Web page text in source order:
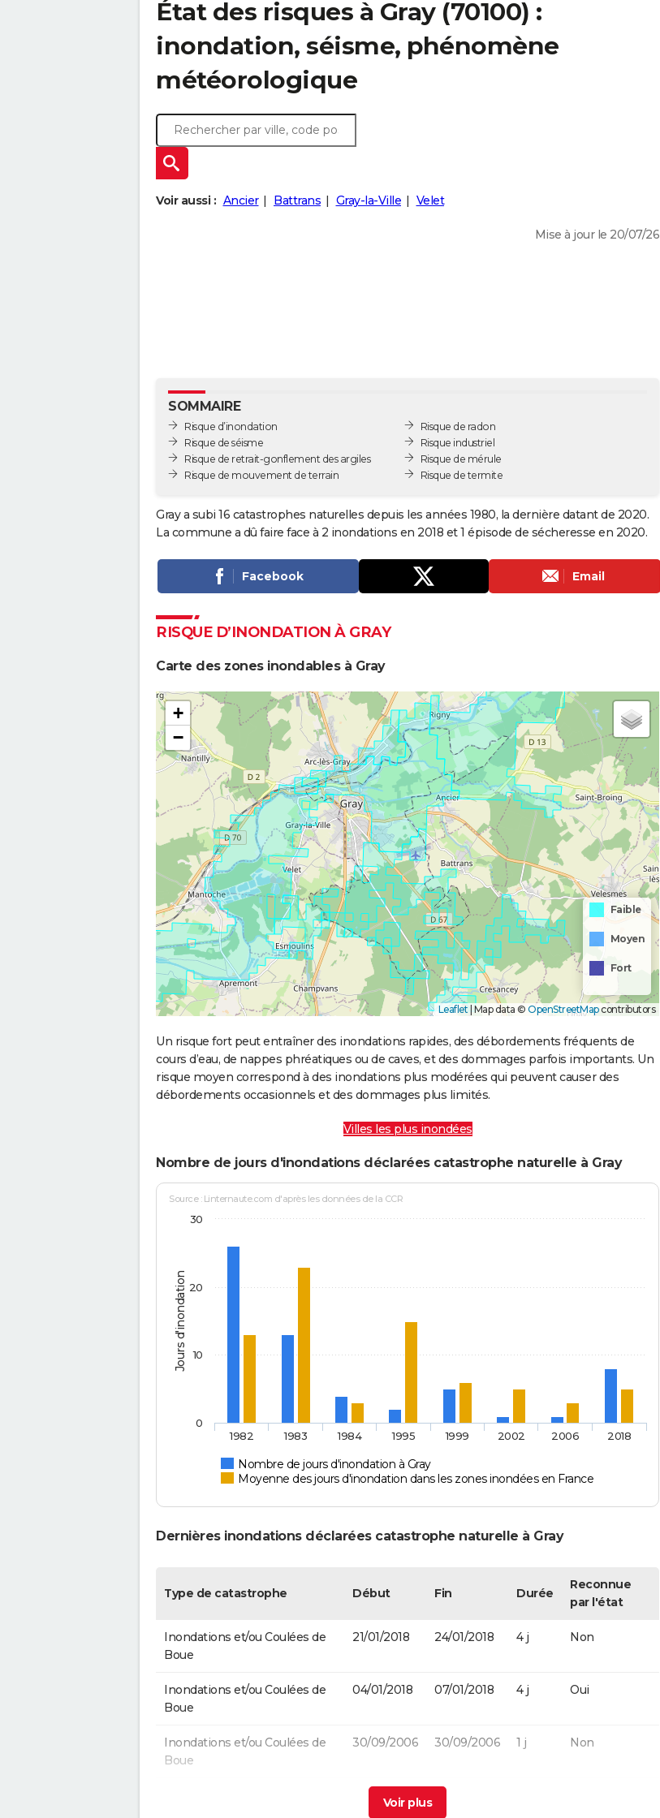
État des risques à Gray (70100) :
inondation, séisme, phénomène
météorologique
Voir aussi : Ancier Battrans Gray-la-Ville Velet
Mise à jour le 20/07/26
SOMMAIRE
Risque d’inondation
Risque de séisme
Risque de retrait-gonflement des argiles
Risque de mouvement de terrain
Risque de radon
Risque industriel
Risque de mérule
Risque de termite
Gray a subi 16 catastrophes naturelles depuis les années 1980, la dernière datant de 2020.
La commune a dû faire face à 2 inondations en 2018 et 1 épisode de sécheresse en 2020.
Facebook Email
RISQUE D’INONDATION À GRAY
Carte des zones inondables à Gray
+
−
Faible
Moyen
Fort
Leaflet Map data © OpenStreetMapcontributors
Un risque fort peut entraîner des inondations rapides, des débordements fréquents de
cours d’eau, de nappes phréatiques ou de caves, et des dommages parfois importants. Un
risque moyen correspond à des inondations plus modérées qui peuvent causer des
débordements occasionnels et des dommages plus limités.
Villes les plus inondées
Nombre de jours d'inondations déclarées catastrophe naturelle à Gray
Jours d'inondation
Source : Linternaute.com d'après les données de la CCR
Nombre de jours d'inondation à Gray
Moyenne des jours d'inondation dans les zones inondées en France
1982 1983 1984 1995 1999 2002 2006 2018
0
10
20
30
Dernières inondations déclarées catastrophe naturelle à Gray
Type de catastrophe Début Fin Durée
Reconnue
par l'état
Inondations et/ou Coulées de
Boue
21/01/2018 24/01/2018 4 j Non
Inondations et/ou Coulées de
Boue
04/01/2018 07/01/2018 4 j Oui
Inondations et/ou Coulées de
Boue
30/09/2006 30/09/2006 1 j Non
01/01/2002 01/01/2002